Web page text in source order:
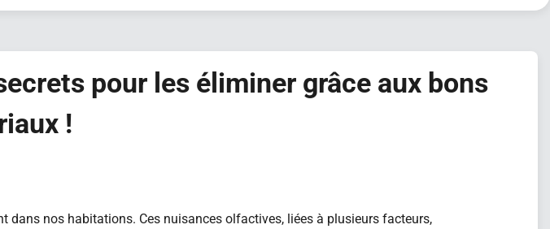
pour les éliminer grâce aux bons
!
nos habitations. Ces nuisances olfactives, liées à plusieurs facteurs,